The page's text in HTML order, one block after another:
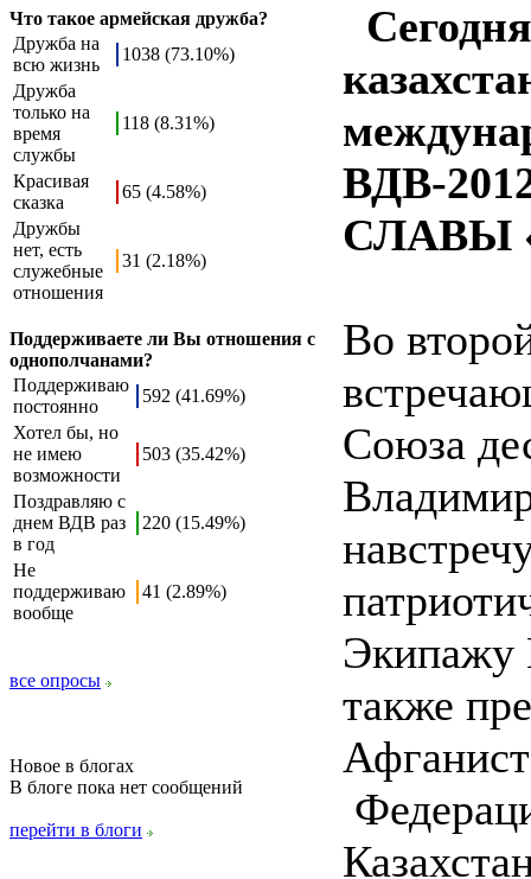
Что такое армейская дружба?
Дружба на
всю жизнь
1038 (73.10%)
Дружба
только на
время
службы
118 (8.31%)
Красивая
сказка
65 (4.58%)
Дружбы
нет, есть
служебные
отношения
31 (2.18%)
Поддерживаете ли Вы отношения с
однополчанами?
Поддерживаю
постоянно
592 (41.69%)
Хотел бы, но
не имею
возможности
503 (35.42%)
Поздравляю с
днем ВДВ раз
в год
220 (15.49%)
Не
поддерживаю
вообще
41 (2.89%)
все опросы
Новое в блогах
В блоге пока нет сообщений
перейти в блоги
ВДВ-
СЛАВЫ
Во
Союза
Экипажу
также